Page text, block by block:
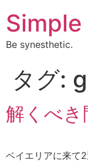
Be synesthetic.
タグ:
解くべき
ベイエリアに来て